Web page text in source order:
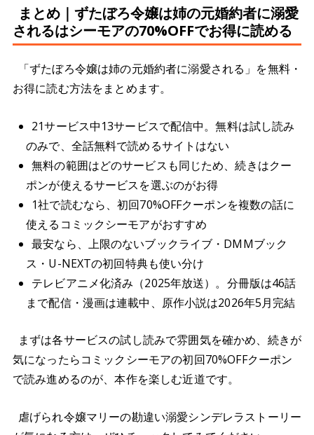
まとめ｜ずたぼろ令嬢は姉の元婚約者に溺愛
されるはシーモアの70%OFFでお得に読める
「ずたぼろ令嬢は姉の元婚約者に溺愛される」を無料・
お得に読む方法をまとめます。
21サービス中13サービスで配信中。無料は試し読み
のみで、全話無料で読めるサイトはない
無料の範囲はどのサービスも同じため、続きはクー
ポンが使えるサービスを選ぶのがお得
1社で読むなら、初回70%OFFクーポンを複数の話に
使えるコミックシーモアがおすすめ
最安なら、上限のないブックライブ・DMMブック
ス・U-NEXTの初回特典も使い分け
テレビアニメ化済み（2025年放送）。分冊版は46話
まで配信・漫画は連載中、原作小説は2026年5月完結
まずは各サービスの試し読みで雰囲気を確かめ、続きが
気になったらコミックシーモアの初回70%OFFクーポン
で読み進めるのが、本作を楽しむ近道です。
虐げられ令嬢マリーの勘違い溺愛シンデレラストーリー